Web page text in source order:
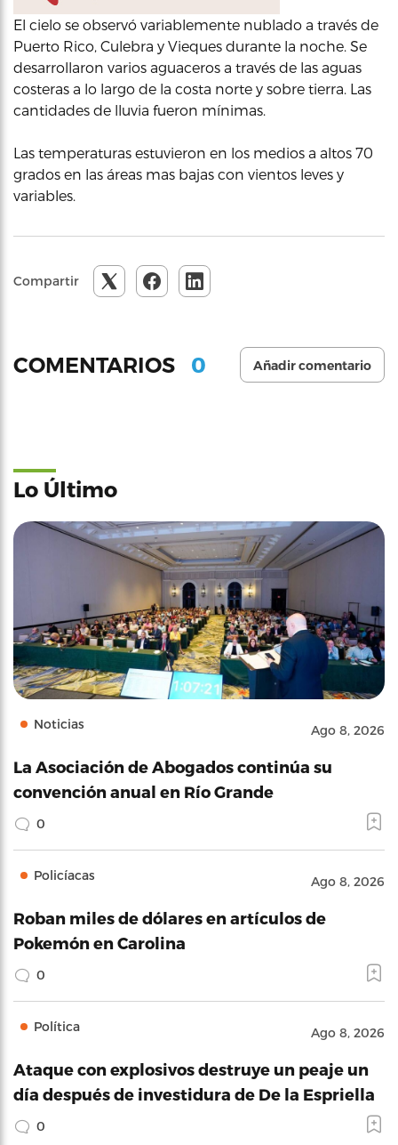
El cielo se observó variablemente nublado a través de
Puerto Rico, Culebra y Vieques durante la noche. Se
desarrollaron varios aguaceros a través de las aguas
costeras a lo largo de la costa norte y sobre tierra. Las
cantidades de lluvia fueron mínimas.
Las temperaturas estuvieron en los medios a altos 70
grados en las áreas mas bajas con vientos leves y
variables.
Compartir
COMENTARIOS 0 Añadir comentario
Lo Último
Noticias Ago 8, 2026
La Asociación de Abogados continúa su
convención anual en Río Grande
0
Policíacas Ago 8, 2026
Roban miles de dólares en artículos de
Pokemón en Carolina
0
Política Ago 8, 2026
Ataque con explosivos destruye un peaje un
día después de investidura de De la Espriella
0